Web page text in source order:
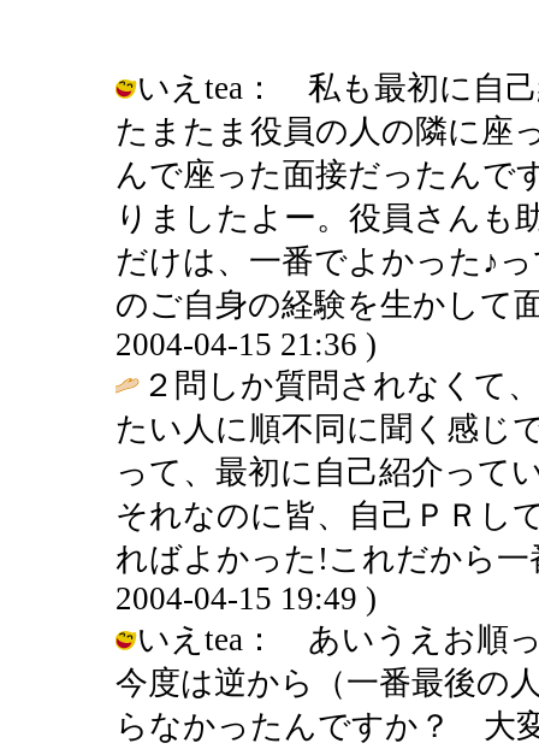
いえtea： 私も最初に自
たまたま役員の人の隣に座
んで座った面接だったんで
りましたよー。役員さんも
だけは、一番でよかった♪
のご自身の経験を生かして
2004-04-15 21:36 )
２問しか質問されなくて
たい人に順不同に聞く感じ
って、最初に自己紹介って
それなのに皆、自己ＰＲし
ればよかった!これだから
2004-04-15 19:49 )
いえtea： あいうえお順
今度は逆から（一番最後の
らなかったんですか？ 大